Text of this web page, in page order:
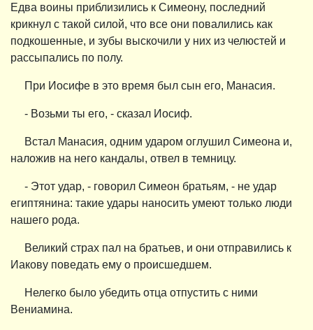
Едва воины приблизились к Симеону, последний
крикнул с такой силой, что все они повалились как
подкошенные, и зубы выскочили у них из челюстей и
рассыпались по полу.
При Иосифе в это время был сын его, Манасия.
- Возьми ты его, - сказал Иосиф.
Встал Манасия, одним ударом оглушил Симеона и,
наложив на него кандалы, отвел в темницу.
- Этот удар, - говорил Симеон братьям, - не удар
египтянина: такие удары наносить умеют только люди
нашего рода.
Великий страх пал на братьев, и они отправились к
Иакову поведать ему о происшедшем.
Нелегко было убедить отца отпустить с ними
Вениамина.